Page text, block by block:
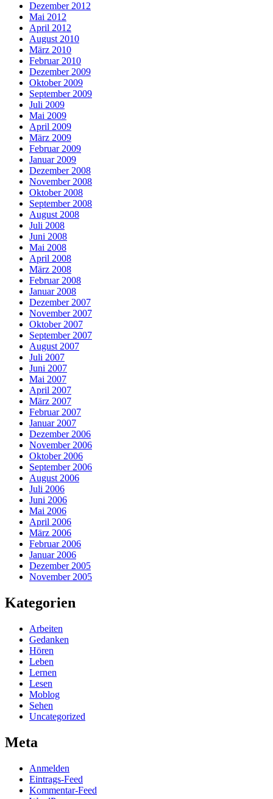
Dezember 2012
Mai 2012
April 2012
August 2010
März 2010
Februar 2010
Dezember 2009
Oktober 2009
September 2009
Juli 2009
Mai 2009
April 2009
März 2009
Februar 2009
Januar 2009
Dezember 2008
November 2008
Oktober 2008
September 2008
August 2008
Juli 2008
Juni 2008
Mai 2008
April 2008
März 2008
Februar 2008
Januar 2008
Dezember 2007
November 2007
Oktober 2007
September 2007
August 2007
Juli 2007
Juni 2007
Mai 2007
April 2007
März 2007
Februar 2007
Januar 2007
Dezember 2006
November 2006
Oktober 2006
September 2006
August 2006
Juli 2006
Juni 2006
Mai 2006
April 2006
März 2006
Februar 2006
Januar 2006
Dezember 2005
November 2005
Kategorien
Arbeiten
Gedanken
Hören
Leben
Lernen
Lesen
Moblog
Sehen
Uncategorized
Meta
Anmelden
Eintrags-Feed
Kommentar-Feed